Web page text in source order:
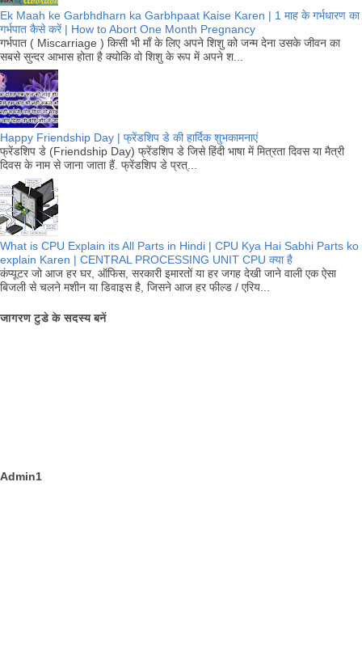
Ek Maah ke Garbhdharn ka Garbhpaat Kaise Karen | 1 माह के गर्भधारण का
गर्भपात कैसे करें | How to Abort One Month Pregnancy
गर्भपात ( Miscarriage ) किसी भी माँ के लिए अपने शिशु को जन्म देना उसके जीवन का
सबसे सुन्दर आभास होता है क्योकि वो शिशु के रूप में अपने श...
Happy Friendship Day | फ्रेंडशिप डे की हार्दिक शुभकामनाएं
फ्रेंडशिप डे (Friendship Day) फ्रेंडशिप डे जिसे हिंदी भाषा में मित्रता दिवस या मैत्री
दिवस के नाम से जाना जाता हैं. फ्रेंडशिप डे प्रत्...
What is CPU Explain its All Parts in Hindi | CPU Kya Hai Sabhi Parts ko
explain Karen | CENTRAL PROCESSING UNIT CPU क्या है
कंप्यूटर जो आज हर घर, ऑफिस, सरकारी इमारतों या हर जगह देखी जाने वाली एक ऐसा
बिजली से चलने मशीन या डिवाइस है, जिसने आज हर फील्ड / एरिय...
जागरण टुडे के सदस्य बनें
Admin1